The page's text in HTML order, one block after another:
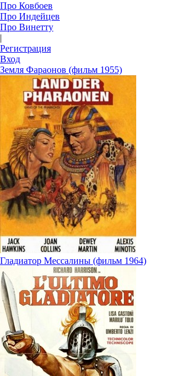
Про Ковбоев
Про Индейцев
Про Винетту
|
Регистрация
Вход
Земля Фараонов (фильм 1955)
Гладиатор Мессалины (фильм 1964)